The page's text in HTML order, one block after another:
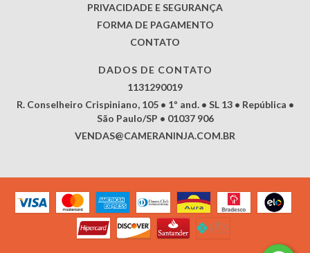
PRIVACIDADE E SEGURANÇA
FORMA DE PAGAMENTO
CONTATO
DADOS DE CONTATO
1131290019
R. Conselheiro Crispiniano, 105 • 1º and. • SL 13 • República •
São Paulo/SP • 01037 906
VENDAS@CAMERANINJA.COM.BR